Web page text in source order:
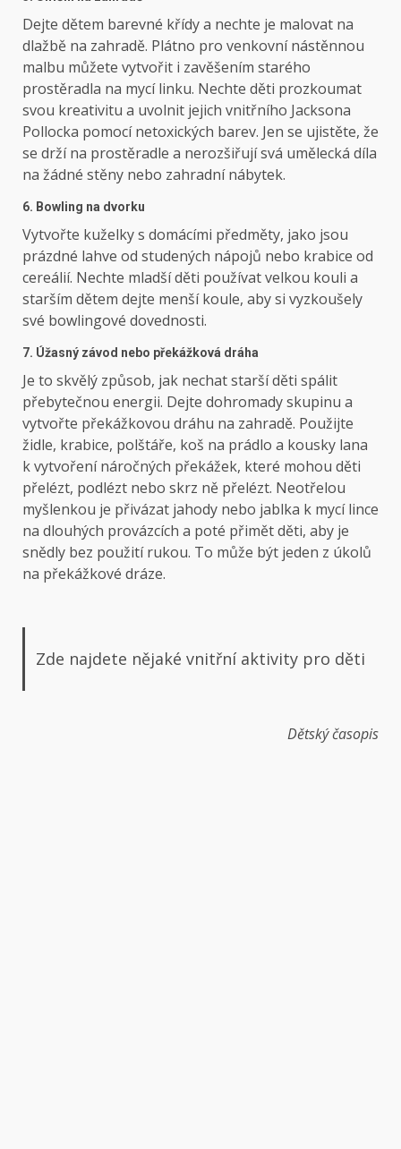
Dejte dětem barevné křídy a nechte je malovat na
dlažbě na zahradě. Plátno pro venkovní nástěnnou
malbu můžete vytvořit i zavěšením starého
prostěradla na mycí linku. Nechte děti prozkoumat
svou kreativitu a uvolnit jejich vnitřního Jacksona
Pollocka pomocí netoxických barev. Jen se ujistěte, že
se drží na prostěradle a nerozšiřují svá umělecká díla
na žádné stěny nebo zahradní nábytek.
6. Bowling na dvorku
Vytvořte kuželky s domácími předměty, jako jsou
prázdné lahve od studených nápojů nebo krabice od
cereálií. Nechte mladší děti používat velkou kouli a
starším dětem dejte menší koule, aby si vyzkoušely
své bowlingové dovednosti.
7. Úžasný závod nebo překážková dráha
Je to skvělý způsob, jak nechat starší děti spálit
přebytečnou energii. Dejte dohromady skupinu a
vytvořte překážkovou dráhu na zahradě. Použijte
židle, krabice, polštáře, koš na prádlo a kousky lana
k vytvoření náročných překážek, které mohou děti
přelézt, podlézt nebo skrz ně přelézt. Neotřelou
myšlenkou je přivázat jahody nebo jablka k mycí lince
na dlouhých provázcích a poté přimět děti, aby je
snědly bez použití rukou. To může být jeden z úkolů
na překážkové dráze.
Zde najdete nějaké vnitřní aktivity pro děti
Dětský časopis